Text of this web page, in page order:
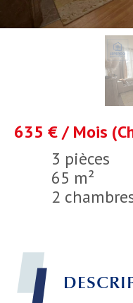
3 pièces
65 m²
2
635 € / Mois